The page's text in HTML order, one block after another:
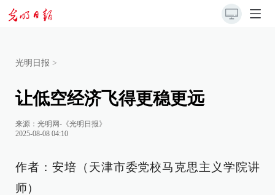
光明日报 >
让低空经济飞得更稳更远
来源： 光明网-《光明日报》
2025-08-08 04:10
作者：安培（天津市委党校马克思主义学院讲
师）